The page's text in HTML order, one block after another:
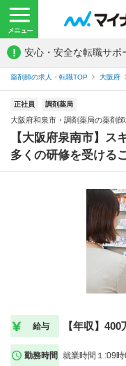
! 安心・安全な転職サポ
薬剤師の求人・転職TOP 大阪府
正社員 調剤薬局
大阪府和泉市・調剤薬局の薬剤師
【大阪府泉南市】ス
多くの研修を受ける
給与 【年収】
勤務時間 就業時間１:09